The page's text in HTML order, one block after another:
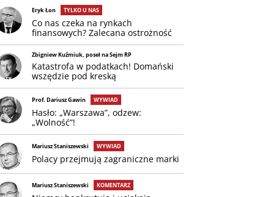
Eryk Łon TYLKO U NAS
Co nas czeka na rynkach
finansowych? Zalecana ostrożność
Zbigniew Kuźmiuk, poseł na Sejm RP
Katastrofa w podatkach! Domański
wszędzie pod kreską
Prof. Dariusz Gawin WYWIAD
Hasło: „Warszawa”, odzew:
„Wolność”!
Mariusz Staniszewski WYWIAD
Polacy przejmują zagraniczne marki
Mariusz Staniszewski KOMENTARZ